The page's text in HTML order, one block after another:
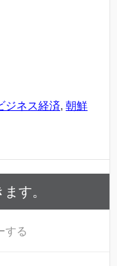
ジネス経済, 朝鮮
す。
する